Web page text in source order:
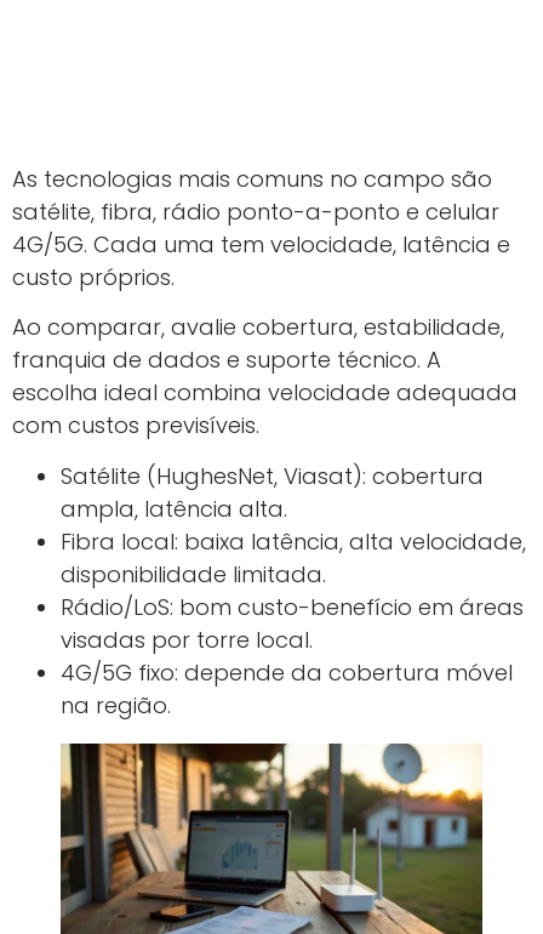
As tecnologias mais comuns no campo são
satélite, fibra, rádio ponto-a-ponto e celular
4G/5G. Cada uma tem velocidade, latência e
custo próprios.
Ao comparar, avalie cobertura, estabilidade,
franquia de dados e suporte técnico. A
escolha ideal combina velocidade adequada
com custos previsíveis.
Satélite (HughesNet, Viasat): cobertura
ampla, latência alta.
Fibra local: baixa latência, alta velocidade,
disponibilidade limitada.
Rádio/LoS: bom custo-benefício em áreas
visadas por torre local.
4G/5G fixo: depende da cobertura móvel
na região.